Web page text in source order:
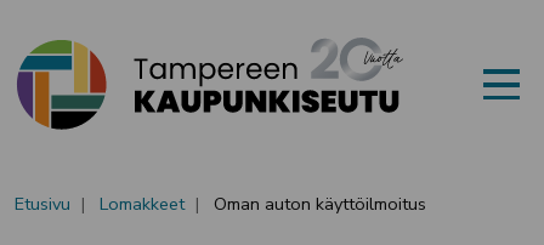
Etusivu Lomakkeet Oman auton käyttöilmoitus